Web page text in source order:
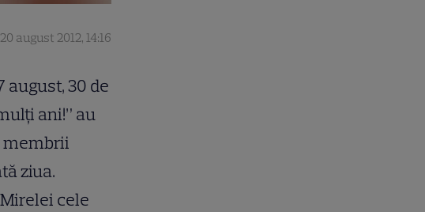
20 august 2012, 14:16
august, 30 de
ani!” au
membrii
ziua.
cele